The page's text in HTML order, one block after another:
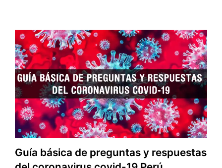
Guía básica de preguntas y respuestas